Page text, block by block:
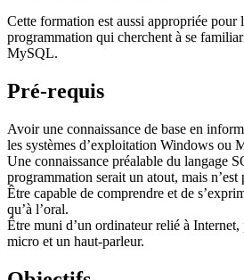
Cette formation est aussi appropriée pour
programmation qui cherchent à se
MySQL.
Pré-requis
Avoir une connaissance de base en
les systèmes d’exploitation Windows ou
Une connaissance préalable du langage
programmation serait un atout, mais n’est
Être capable de comprendre et de
qu’à l’oral.
Être muni d’un ordinateur relié à Internet,
micro et un haut-parleur.